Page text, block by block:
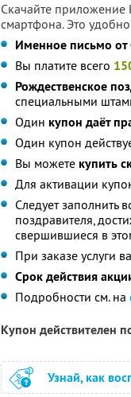
Скачайте приложение
смартфона. Это
Именное письмо от
Вы платите всего
Рождественское
специальными
Один купон даёт
Один купон
Вы можете купить
Для активации
Следует заполнить
поздравителя,
свершившиеся в
При заказе услуги
Срок действия
Подробности см. на
Купон действителен
Узнай, как